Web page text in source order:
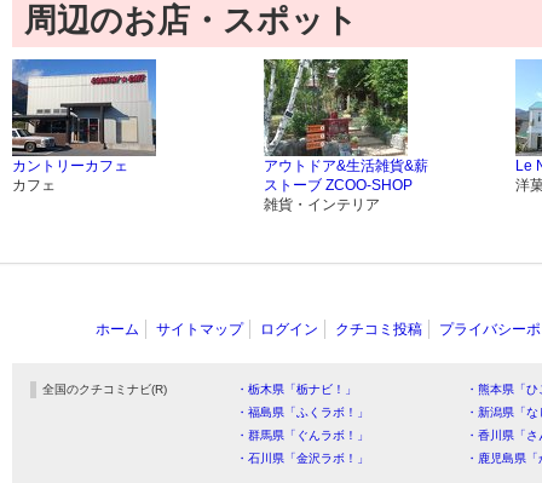
周辺のお店・スポット
カントリーカフェ
カフェ
アウトドア&生活雑貨&薪
ストーブ ZCOO-SHOP
雑貨・インテリア
Le
洋
ホーム サイトマップ ログイン クチコミ投稿 プライバシー
全国のクチコミナビ(R) ・栃木県「栃ナビ！」
・熊本県「
・福島県「ふくラボ！」
・新潟県「
・群馬県「ぐんラボ！」
・香川県「
・石川県「金沢ラボ！」
・鹿児島県